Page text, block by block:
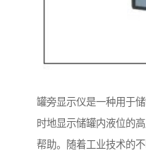
罐旁显示仪是一种用于
时地显示储罐内液位的
帮助。随着工业技术的